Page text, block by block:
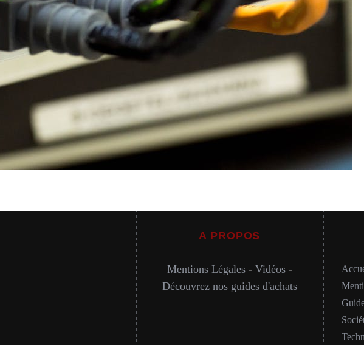
A PROPOS
Mentions Légales- Vidéos-
Découvrez nos guides d'achats